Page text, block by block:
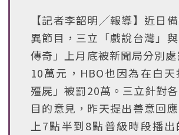
【記者李韶明╱報導】近日
異節目，三立「戲說台灣」
傳奇」上月底被新聞局分別
10萬元，HBO也因為在白
殭屍」被罰20萬。三立針對
目的意見，昨天提出善意回
上7點半到8點普級時段播